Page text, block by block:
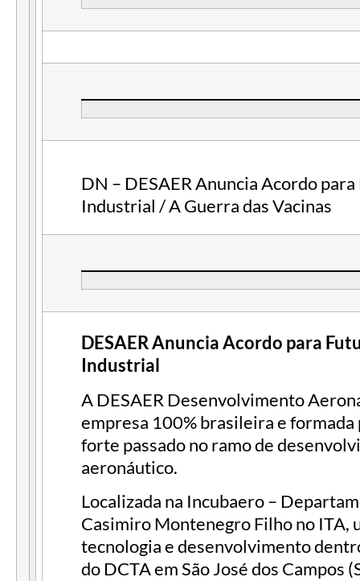
DN – DESAER Anuncia Acordo
Industrial / A Guerra das Vacinas
DESAER Anuncia Acordo para
Industrial
A DESAER Desenvolvimento
empresa 100% brasileira e formada
forte passado no ramo de
aeronáutico.
Localizada na Incubaero –
Casimiro Montenegro Filho no ITA,
tecnologia e desenvolvimento
do DCTA em São José dos Campos